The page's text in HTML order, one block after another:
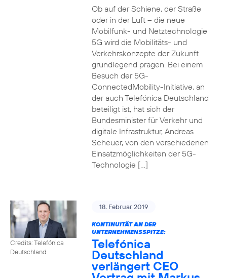
Ob auf der Schiene, der Straße
oder in der Luft – die neue
Mobilfunk- und Netztechnologie
5G wird die Mobilitäts- und
Verkehrskonzepte der Zukunft
grundlegend prägen. Bei einem
Besuch der 5G-
ConnectedMobility-Initiative, an
der auch Telefónica Deutschland
beteiligt ist, hat sich der
Bundesminister für Verkehr und
digitale Infrastruktur, Andreas
Scheuer, von den verschiedenen
Einsatzmöglichkeiten der 5G-
Technologie […]
Credits: Telefónica
Deutschland
18. Februar 2019
KONTINUITÄT AN DER
UNTERNEHMENSSPITZE:
Telefónica
Deutschland
verlängert CEO